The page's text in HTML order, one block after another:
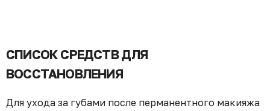
СПИСОК СРЕДСТВ ДЛЯ
ВОССТАНОВЛЕНИЯ
Для ухода за губами после перманентного макияжа